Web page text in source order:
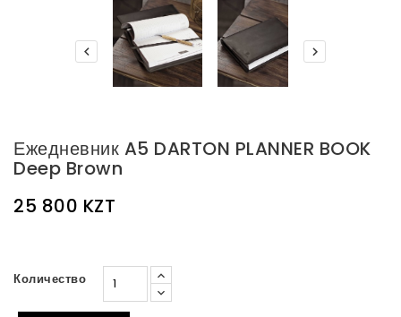
 
Ежедневник A5 DARTON PLANNER BOOK
Deep Brown
25 800 KZT
Количество